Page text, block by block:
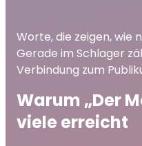
Worte, die zeigen, wie
Gerade im Schlager
Verbindung zum
Warum „Der
viele erreicht